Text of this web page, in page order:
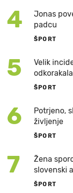
4
Jonas
padcu
ŠPORT
5
Velik
ŠPORT
6
Potrjeno,
življenje
ŠPORT
7
Žena
slovenski
ŠPORT